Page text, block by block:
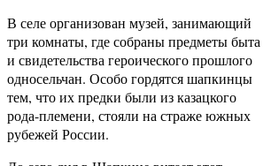
В селе организован музей, занимающий
три комнаты, где собраны предметы быта
и свидетельства героического прошлого
односельчан. Особо гордятся шапкинцы
тем, что их предки были из казацкого
рода-­племени, стояли на страже южных
рубежей России.